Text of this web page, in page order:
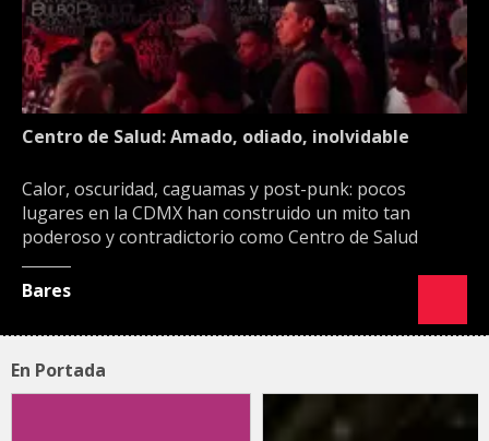
Centro de Salud: Amado, odiado, inolvidable
Calor, oscuridad, caguamas y post-punk: pocos
lugares en la CDMX han construido un mito tan
poderoso y contradictorio como Centro de Salud
Bares
En Portada